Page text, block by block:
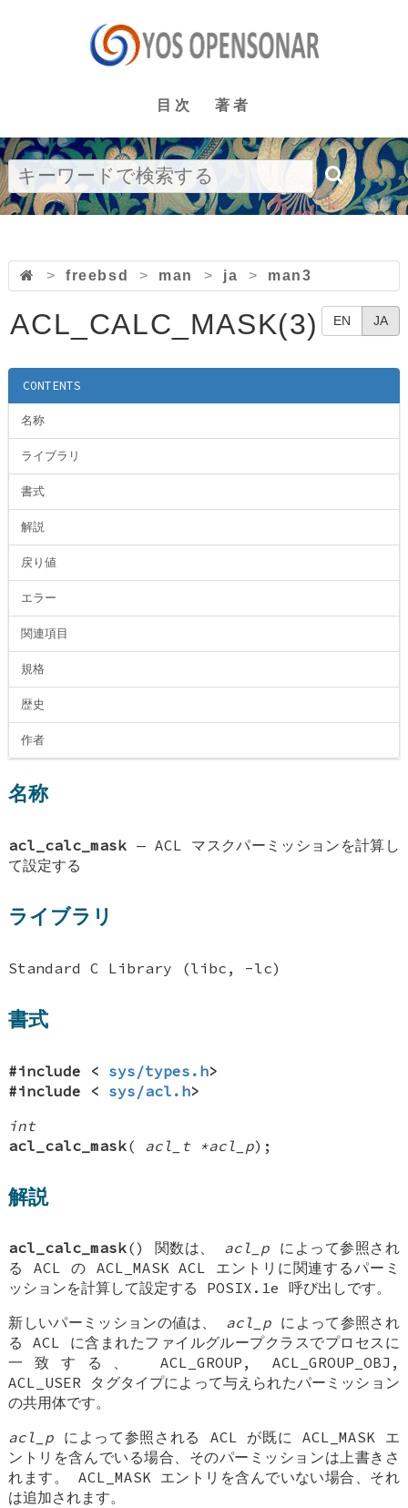
目次 著者
> freebsd > man > ja > man3
EN JA
ACL_CALC_MASK(3)
CONTENTS
名称
ライブラリ
書式
解説
戻り値
エラー
関連項目
規格
歴史
作者
名称
acl_calc_mask — ACL マスクパーミッションを計算し
て設定する
ライブラリ
Standard C Library (libc, -lc)
書式
#include < sys/types.h>
#include < sys/acl.h>
int
acl_calc_mask( acl_t *acl_p);
解説
acl_calc_mask() 関数は、 acl_p によって参照され
る ACL の ACL_MASKACL エントリに関連するパーミ
ッションを計算して設定する POSIX.1e 呼び出しです。
新しいパーミッションの値は、 acl_p によって参照され
る ACL に含まれたファイルグループクラスでプロセスに
一致する、 ACL_GROUP , ACL_GROUP_OBJ ,
ACL_USER タグタイプによって与えられたパーミッション
の共用体です。
acl_p によって参照される ACL が既にACL_MASK エ
ントリを含んでいる場合、そのパーミッションは上書きさ
れます。 ACL_MASKエントリを含んでいない場合、それ
は追加されます。